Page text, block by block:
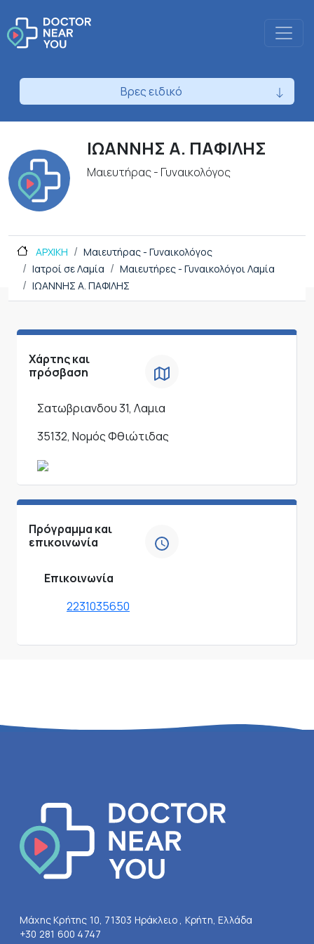
Βρες ειδικό
ΙΩΑΝΝΗΣ Α. ΠΑΦΙΛΗΣ
Μαιευτήρας - Γυναικολόγος
ΑΡΧΙΚΗ
Μαιευτήρας - Γυναικολόγος
Ιατροί σε Λαμία
Μαιευτήρες - Γυναικολόγοι Λαμία
ΙΩΑΝΝΗΣ Α. ΠΑΦΙΛΗΣ
Χάρτης και
πρόσβαση
Σατωβριανδου 31, Λαμια
35132, Νομός Φθιώτιδας
Πρόγραμμα και
επικοινωνία
Επικοινωνία
2231035650
Μάχης Κρήτης 10, 71303 Ηράκλειο , Κρήτη, Ελλάδα
+30 281 600 4747